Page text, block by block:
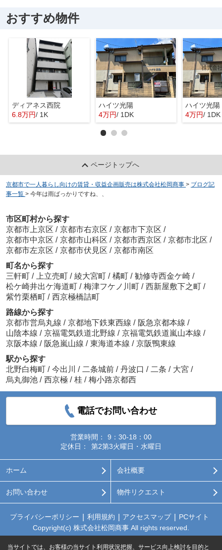
おすすめ物件
ディアネス西院
6.8万円/ 1K
ハイツ光陽
4万円/ 1DK
ハイツ光陽
4万円/ 1DK
ページトップへ
京都市で一人暮らし向けの賃貸・収益企画販売は株式会社松岡商事 > ブログ記
事一覧 > 今年は雨ばっかりですね、、
市区町村から探す
京都市上京区 / 京都市右京区 / 京都市下京区 /
京都市中京区 / 京都市山科区 / 京都市西京区 / 京都市北区 /
京都市左京区 / 京都市伏見区 / 京都市南区
町名から探す
三軒町 / 上立売町 / 綾大宮町 / 橘町 / 勧修寺西金ケ崎 /
松ケ崎井出ケ海道町 / 梅津フケノ川町 / 西新屋敷下之町 /
紫竹栗栖町 / 西京極橋詰町
路線から探す
京都市営烏丸線 / 京都地下鉄東西線 / 阪急京都本線 /
山陰本線 / 京福電気鉄道北野線 / 京福電気鉄道嵐山本線 /
京阪本線 / 阪急嵐山線 / 東海道本線 / 京阪鴨東線
駅から探す
北野白梅町 / 今出川 / 二条城前 / 丹波口 / 二条 / 大宮 /
烏丸御池 / 西京極 / 桂 / 梅小路京都西
電話でお問い合わせ
営業時間：
9：30-18：00
定休日：
第2第3火曜日・水曜日
ホーム 会社概要
お問い合わせ 物件リクエスト
プライバシーポリシー 利用規約 アクセスマップ
PCサイト
Copyright(c) 株式会社松岡商事 All rights reserved.
当サイトでは、お客様の当サイト利用状況把握、サービス向上検討を目的と